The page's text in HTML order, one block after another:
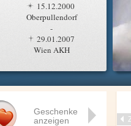
15.12.2000
Oberpullendorf
-
29.01.2007
Wien AKH
Geschenke
anzeigen